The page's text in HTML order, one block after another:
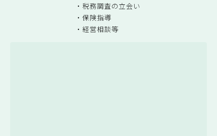
・税務調査の立会い
・保険指導
・経営相談等